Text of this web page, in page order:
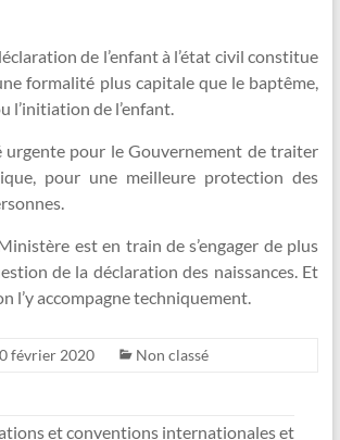
de l’enfant à l’état civil constitue
formalité plus capitale que le baptême,
l’initiation de l’enfant.
urgente pour le Gouvernement de traiter
pour une meilleure protection des
est en train de s’engager de plus
de la déclaration des naissances. Et
l’y accompagne techniquement.
février 2020 Non classé
et conventions internationales et